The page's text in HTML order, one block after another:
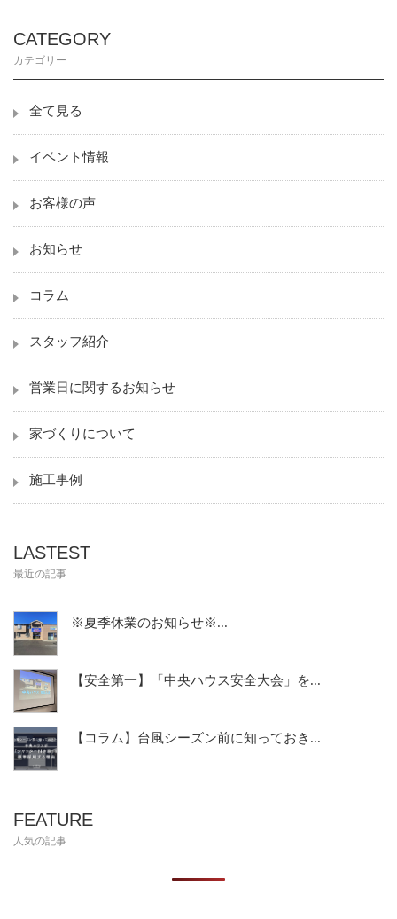
CATEGORY
カテゴリー
全て見る
イベント情報
お客様の声
お知らせ
コラム
スタッフ紹介
営業日に関するお知らせ
家づくりについて
施工事例
LASTEST
最近の記事
※夏季休業のお知らせ※...
【安全第一】「中央ハウス安全大会」を...
【コラム】台風シーズン前に知っておき...
FEATURE
人気の記事